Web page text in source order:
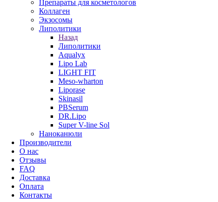
Препараты для косметологов
Коллаген
Экзосомы
Липолитики
Назад
Липолитики
Aqualyx
Lipo Lab
LIGHT FIT
Meso-wharton
Liporase
Skinasil
PBSerum
DR.Lipo
Super V-line Sol
Наноканюли
Производители
О нас
Отзывы
FAQ
Доставка
Оплата
Контакты